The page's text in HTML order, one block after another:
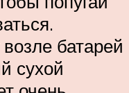
батарей
сухой